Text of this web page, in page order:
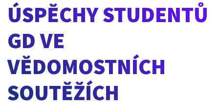
ÚSPĚCHY STUDENTŮ
GD VE
VĚDOMOSTNÍCH
SOUTĚŽÍCH